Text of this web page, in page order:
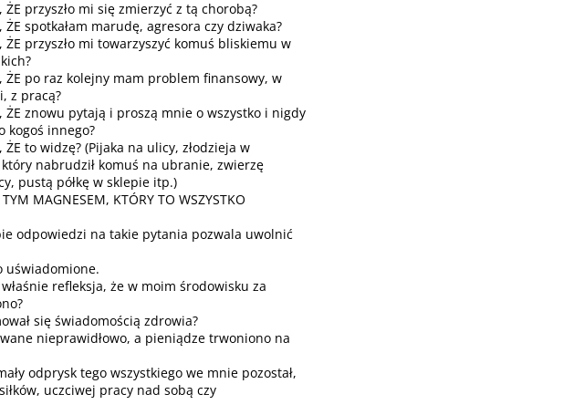
ŻE przyszło mi się zmierzyć z tą chorobą?
ŻE spotkałam marudę, agresora czy dziwaka?
ŻE przyszło mi towarzyszyć komuś bliskiemu w
ŻE po raz kolejny mam problem finansowy, w
z pracą?
ŻE znowu pytają i proszą mnie o wszystko i nigdy
kogoś innego?
ŻE to widzę? (Pijaka na ulicy, złodzieja w
nabrudził komuś na ubranie, zwierzę
pustą półkę w sklepie itp.)
MAGNESEM, KTÓRY TO WSZYSTKO
odpowiedzi na takie pytania pozwala uwolnić
uświadomione.
właśnie refleksja, że w moim środowisku za
się świadomością zdrowia?
nieprawidłowo, a pieniądze trwoniono na
odprysk tego wszystkiego we mnie pozostał,
uczciwej pracy nad sobą czy